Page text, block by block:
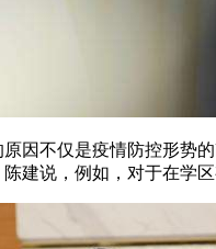
因不仅是疫情防控形势
建说，例如，对于在学